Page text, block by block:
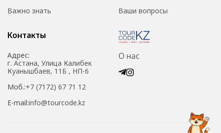
Важно знать
Ваши вопросы
Контакты
Адрес:
г. Астана, Улица Калибек
Куанышбаев, 11Б , НП-6
Моб.:+7 (7172) 67 71 12
E-mail:info@tourcode.kz
О нас